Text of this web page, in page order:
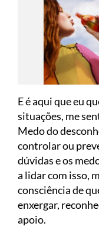
E é aqui que eu
situações, me
Medo do
controlar ou
dúvidas e os
a lidar com isso,
consciência de
enxergar,
apoio.